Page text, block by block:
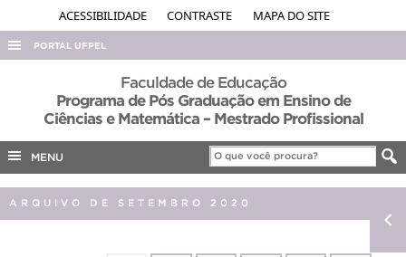
ACESSIBILIDADE CONTRASTE MAPA DO SITE
PORTAL UFPEL
ACESSO À INFORMAÇÃO
AUDITORIA
EDITAIS
Faculdade de Educação
Programa de Pós Graduação em Ensino de
Ciências e Matemática – Mestrado Profissional
MENU
ARQUIVO DE SETEMBRO 2020